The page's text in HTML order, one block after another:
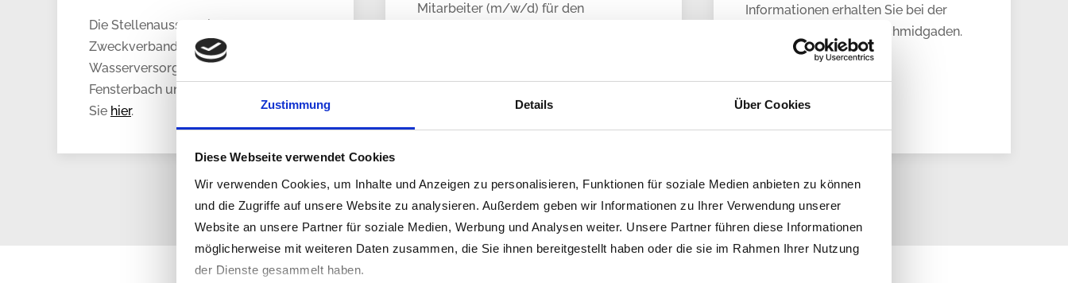
Zustimmung Details Über Cookies
Diese Webseite verwendet Cookies
Wir verwenden Cookies, um Inhalte und Anzeigen zu personalisieren, Funktionen für soziale Medien anbieten zu können
und die Zugriffe auf unsere Website zu analysieren. Außerdem geben wir Informationen zu Ihrer Verwendung unserer
Website an unsere Partner für soziale Medien, Werbung und Analysen weiter. Unsere Partner führen diese Informationen
möglicherweise mit weiteren Daten zusammen, die Sie ihnen bereitgestellt haben oder die sie im Rahmen Ihrer Nutzung
der Dienste gesammelt haben.
Die Stellenausschreibung des
Zweckverbands zur
Wasserversorgung der Gemeinden
Fensterbach und Schmidgaden finden
Sie hier.
Mitarbeiter (m/w/d) für den
Informationen erhalten Sie bei der
Gemeindeverwaltung Schmidgaden.